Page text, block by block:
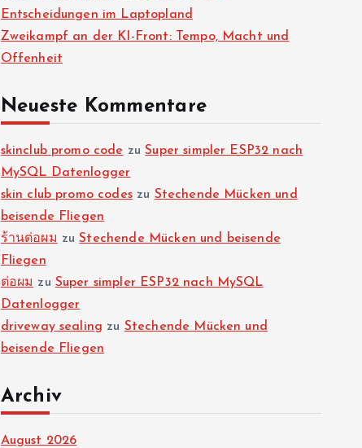
Entscheidungen im Laptopland
Zweikampf an der KI-Front: Tempo, Macht und
Offenheit
Neueste Kommentare
skinclub promo code zuSuper simpler ESP32 nach
MySQL Datenlogger
skin club promo codeszu Stechende Mücken und
beisende Fliegen
ร้านต่อผม zuStechende Mücken und beisende
Fliegen
ต่อผม zu Super simpler ESP32 nach MySQL
Datenlogger
driveway sealing zu Stechende Mücken und
beisende Fliegen
Archiv
August 2026